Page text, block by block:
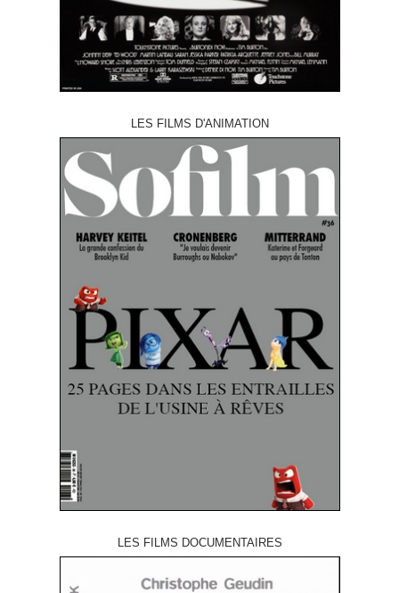
LES FILMS D'ANIMATION
LES FILMS DOCUMENTAIRES